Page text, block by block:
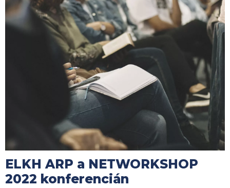
ELKH ARP a NETWORKSHOP
2022 konferencián